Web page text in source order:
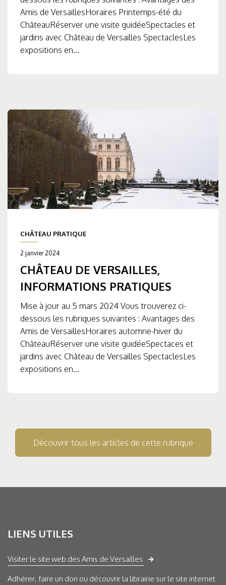
Amis de VersaillesHoraires Printemps-été du
ChâteauRéserver une visite guidéeSpectacles et
jardins avec Château de Versailles SpectaclesLes
expositions en...
CHÂTEAU PRATIQUE
2 janvier 2024
CHÂTEAU DE VERSAILLES,
INFORMATIONS PRATIQUES
Mise à jour au 5 mars 2024 Vous trouverez ci-
dessous les rubriques suivantes : Avantages des
Amis de VersaillesHoraires automne-hiver du
ChâteauRéserver une visite guidéeSpectaces et
jardins avec Château de Versailles SpectaclesLes
expositions en...
Découvrir tous les articles de cette rubrique
LIENS UTILES
Visiter le site web des Amis de Versailles
Adhérer, faire un don ou découvrir la librairie sur le site internet